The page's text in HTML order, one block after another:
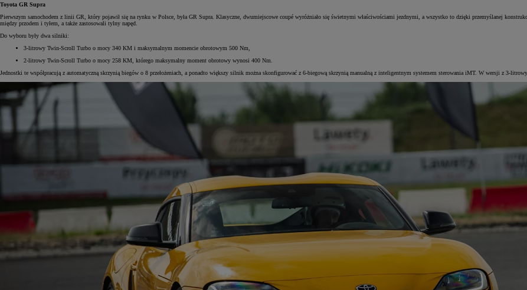
Toyota GR Supra
Pierwszym samochodem z linii GR, który pojawił się na rynku w Polsce, była GR Supra. Klasyczne, dwumiejscowe coupé wyróżniało się świetnymi właściwościami jezdnymi, a wszystko to dzięki przemyślanej
między przodem i tyłem, a także zastosowali tylny napęd.
Do wyboru były dwa silniki:
3-litrowy Twin-Scroll Turbo o mocy 340 KM i maksymalnym momencie obrotowym 500 Nm,
2-litrowy Twin-Scroll Turbo o mocy 258 KM, którego maksymalny moment obrotowy wynosi 400 Nm.
Jednostki te współpracują z automatyczną skrzynią biegów o 8 przełożeniach, a ponadto większy silnik można skonfigurować z 6-biegową skrzynią manualną z inteligentnym systemem sterowania iMT. W wersji z 3-